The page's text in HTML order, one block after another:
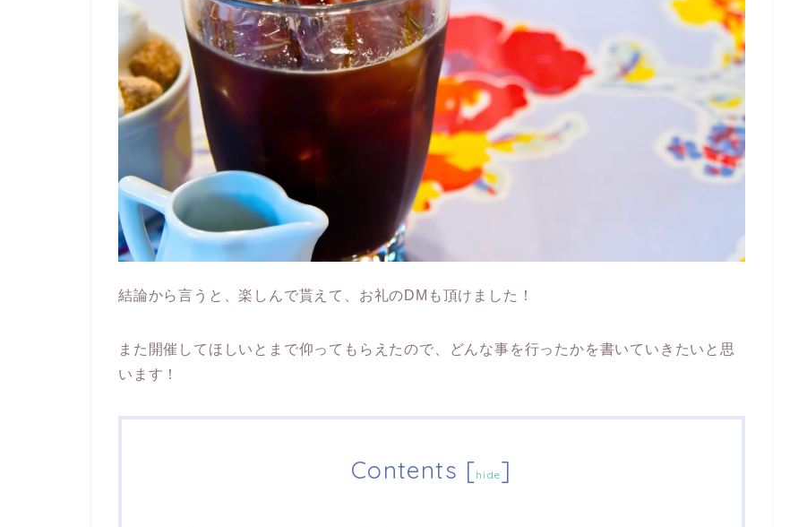
結論から言うと、楽しんで貰えて、お礼のDMも頂けました！
また開催してほしいとまで仰ってもらえたので、どんな事を行ったかを書いていきたいと思
います！
Contents [hide]